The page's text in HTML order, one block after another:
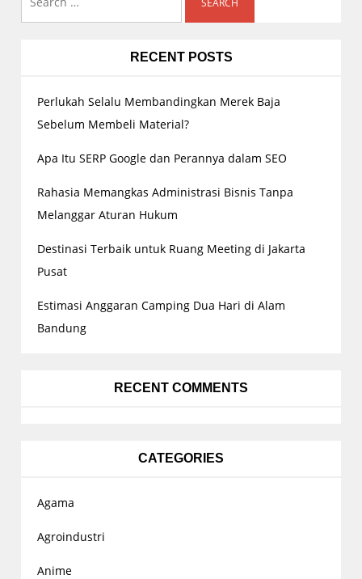
RECENT POSTS
Perlukah Selalu Membandingkan Merek Baja
Sebelum Membeli Material?
Apa Itu SERP Google dan Perannya dalam SEO
Rahasia Memangkas Administrasi Bisnis Tanpa
Melanggar Aturan Hukum
Destinasi Terbaik untuk Ruang Meeting di Jakarta
Pusat
Estimasi Anggaran Camping Dua Hari di Alam
Bandung
RECENT COMMENTS
CATEGORIES
Agama
Agroindustri
Anime